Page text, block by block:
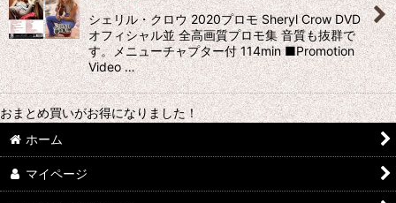
シェリル・クロウ 2020プロモ Sheryl Crow DVD
オフィシャル並 全高画質プロモ集 音質も抜群で
す。メニューチャプター付 114min ■Promotion
Video …
おまとめ買いがお得になりました！
ホーム
マイページ